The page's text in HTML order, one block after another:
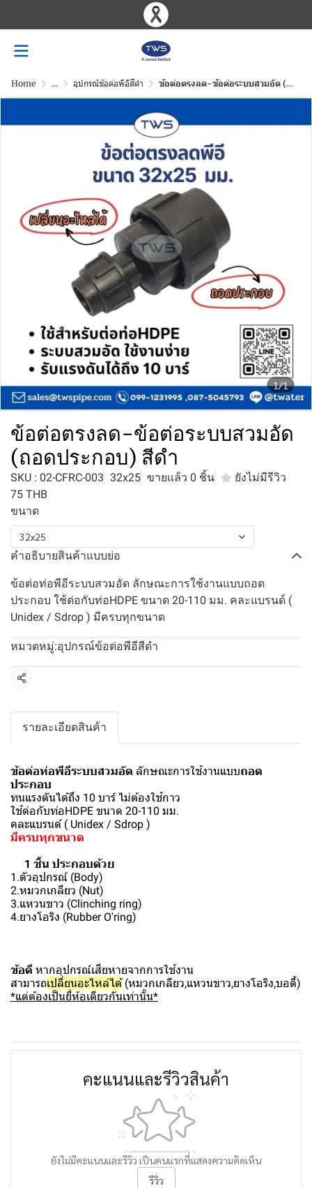
Home ... อุปกรณ์ข้อต่อพีอีสีดำ ข้อต่อตรงลด-ข้อต่อระบบสวมอัด (ถอดประกอบ) สีดำ
1/1
ข้อต่อตรงลด-ข้อต่อระบบสวมอัด
(ถอดประกอบ) สีดำ
SKU : 02-CFRC-003 32x25 ขายแล้ว 0 ชิ้น
ยังไม่มีรีวิว
75 THB
ขนาด
32x25
คำอธิบายสินค้าแบบย่อ
ข้อต่อท่อพีอีระบบสวมอัด ลักษณะการใช้งานแบบถอด
ประกอบ ใช้ต่อกับท่อHDPE ขนาด 20-110 มม. คละแบรนด์ (
Unidex / Sdrop ) มีครบทุกขนาด
หมวดหมู่:อุปกรณ์ข้อต่อพีอีสีดำ
แชร์
รายละเอียดสินค้า
ข้อต่อท่อพีอีระบบสวมอัด ลักษณะการใช้งานแบบถอด
ประกอบ
ทนแรงดันได้ถึง 10 บาร์ ไม่ต้องใช้กาว
ใช้ต่อกับท่อHDPE ขนาด 20-110 มม.
คละแบรนด์ ( Unidex / Sdrop )
มีครบทุกขนาด
1 ชิ้น ประกอบด้วย
1.ตัวอุปกรณ์ (Body)
2.หมวกเกลียว (Nut)
3.แหวนขาว (Clinching ring)
4.ยางโอริง (Rubber O'ring)
ข้อดี หากอุปกรณ์เสียหายจากการใช้งาน
สามารถเปลี่ยนอะไหล่ได้(หมวกเกลียว,แหวนขาว,ยางโอริง,บอดี้)
*แต่ต้องเป็นยี่ห้อเดียวกันเท่านั้น*
คะแนนและรีวิวสินค้า
ยังไม่มีคะแนนและรีวิว เป็นคนแรกที่แสดงความคิดเห็น
รีวิว